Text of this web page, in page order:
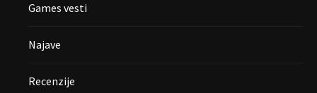
Games vesti
Najave
Recenzije